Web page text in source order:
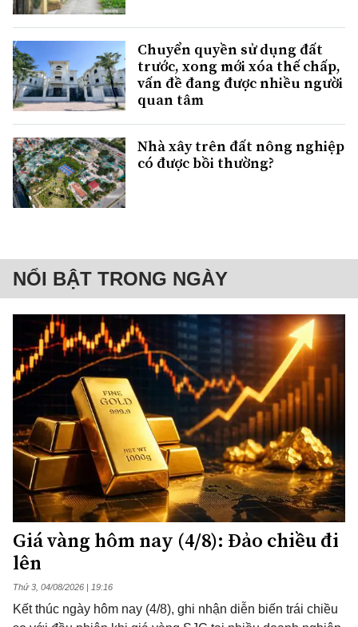
Chuyển quyền sử dụng đất
trước, xong mới xóa thế chấp,
vấn đề đang được nhiều người
quan tâm
Nhà xây trên đất nông nghiệp
có được bồi thường?
NỔI BẬT TRONG NGÀY
Giá vàng hôm nay (4/8): Đảo chiều đi
lên
Thứ 3, 04/08/2026 | 19:16
Kết thúc ngày hôm nay (4/8), ghi nhận diễn biến trái chiều